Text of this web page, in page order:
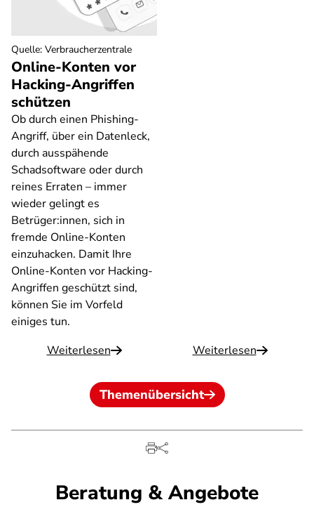
Online-Konten vor
Hacking-Angriffen
schützen
Ob durch einen Phishing-
Angriff, über ein Datenleck,
durch ausspähende
Schadsoftware oder durch
reines Erraten – immer
wieder gelingt es
Betrüger:innen, sich in
fremde Online-Konten
einzuhacken. Damit Ihre
Online-Konten vor Hacking-
Angriffen geschützt sind,
können Sie im Vorfeld
einiges tun.
Weiterlesen
Quelle: Verbraucherzentrale
Weiterlesen
Themenübersicht
Beratung & Angebote